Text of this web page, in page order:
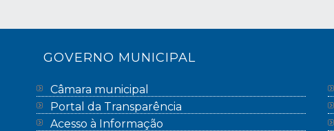
GOVERNO MUNICIPAL
Câmara municipal
Portal da Transparência
Acesso à Informação